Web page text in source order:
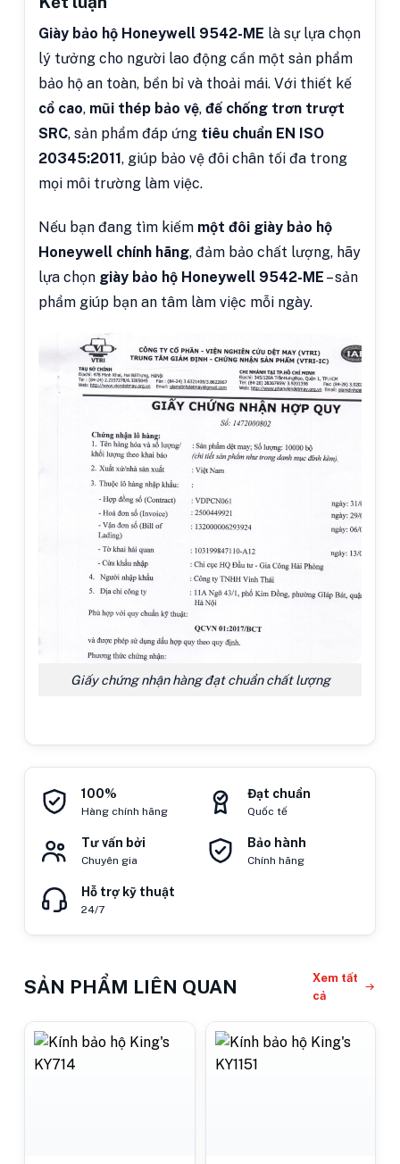
Giày bảo hộ Honeywell 9542-ME là sự lựa chọn
lý tưởng cho người lao động cần một sản phẩm
bảo hộ an toàn, bền bỉ và thoải mái. Với thiết kế
cổ cao, mũi thép bảo vệ, đế chống trơn trượt
SRC, sản phẩm đáp ứng tiêu chuẩn EN ISO
20345:2011, giúp bảo vệ đôi chân tối đa trong
mọi môi trường làm việc.
Nếu bạn đang tìm kiếm một đôi giày bảo hộ
Honeywell chính hãng, đảm bảo chất lượng, hãy
lựa chọn giày bảo hộ Honeywell 9542-ME – sản
phẩm giúp bạn an tâm làm việc mỗi ngày.
Giấy chứng nhận hàng đạt chuẩn chất lượng
100%
Hàng chính hãng
Đạt chuẩn
Quốc tế
Tư vấn bởi
Chuyên gia
Bảo hành
Chính hãng
Hỗ trợ kỹ thuật
24/7
SẢN PHẨM LIÊN QUAN
Xem tất
cả